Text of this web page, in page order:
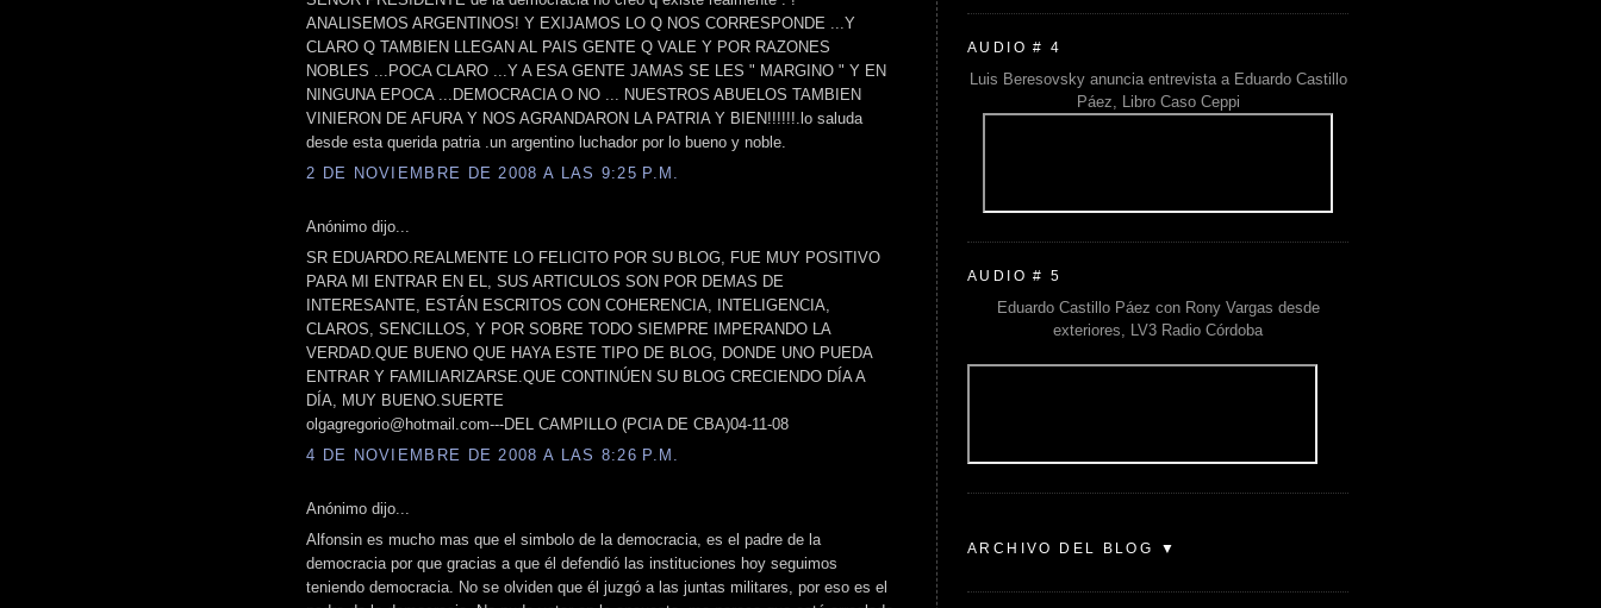
ANALISEMOS ARGENTINOS! Y EXIJAMOS LO Q NOS CORRESPONDE ...Y
CLARO Q TAMBIEN LLEGAN AL PAIS GENTE Q VALE Y POR RAZONES
NOBLES ...POCA CLARO ...Y A ESA GENTE JAMAS SE LES " MARGINO " Y EN
NINGUNA EPOCA ...DEMOCRACIA O NO ... NUESTROS ABUELOS TAMBIEN
VINIERON DE AFURA Y NOS AGRANDARON LA PATRIA Y BIEN!!!!!!.lo saluda
desde esta querida patria .un argentino luchador por lo bueno y noble.
2 DE NOVIEMBRE DE 2008 A LAS 9:25 P.M.
Anónimo dijo...
SR EDUARDO.REALMENTE LO FELICITO POR SU BLOG, FUE MUY POSITIVO
PARA MI ENTRAR EN EL, SUS ARTICULOS SON POR DEMAS DE
INTERESANTE, ESTÁN ESCRITOS CON COHERENCIA, INTELIGENCIA,
CLAROS, SENCILLOS, Y POR SOBRE TODO SIEMPRE IMPERANDO LA
VERDAD.QUE BUENO QUE HAYA ESTE TIPO DE BLOG, DONDE UNO PUEDA
ENTRAR Y FAMILIARIZARSE.QUE CONTINÚEN SU BLOG CRECIENDO DÍA A
DÍA, MUY BUENO.SUERTE
olgagregorio@hotmail.com---DEL CAMPILLO (PCIA DE CBA)04-11-08
4 DE NOVIEMBRE DE 2008 A LAS 8:26 P.M.
Anónimo dijo...
Alfonsin es mucho mas que el simbolo de la democracia, es el padre de la
democracia por que gracias a que él defendió las instituciones hoy seguimos
teniendo democracia. No se olviden que él juzgó a las juntas militares, por eso es el
AUDIO # 4
Luis Beresovsky anuncia entrevista a Eduardo Castillo
Páez, Libro Caso Ceppi
AUDIO # 5
Eduardo Castillo Páez con Rony Vargas desde
exteriores, LV3 Radio Córdoba
ARCHIVO DEL BLOG ▼